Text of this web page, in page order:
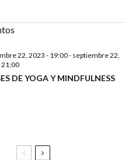
22, 2023 - 19:00- septiembre 22,
21:00
DE YOGA Y MINDFULNESS